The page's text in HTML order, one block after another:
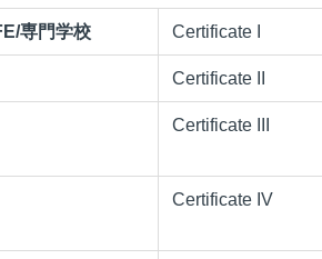
専門学校 Certificate I
Certificate II
Certificate III
Certificate IV